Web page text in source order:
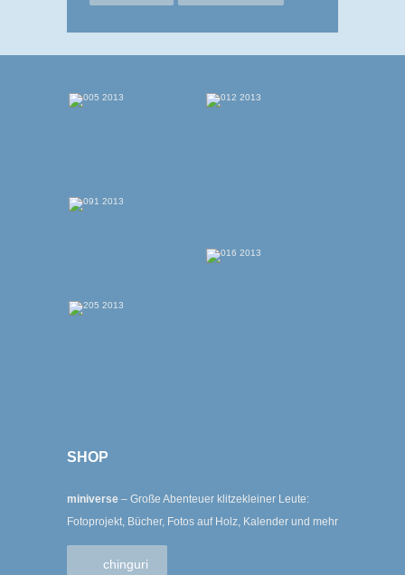
SHOP
miniverse – Große Abenteuer klitzekleiner Leute:
Fotoprojekt, Bücher, Fotos auf Holz, Kalender und mehr
chinguri